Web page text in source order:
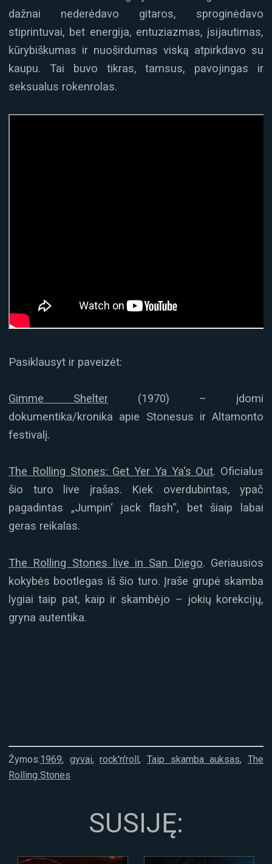
dažnai nederėdavo gitaros, sproginėdavo
stiprintuvai, bet energija, entuziazmas, įsijautimas,
kūrybiškumas ir nuoširdumas viską atpirkdavo su
kaupu. Tai buvo tikras, tamsus, pavojingas ir
seksualus rokenrolas.
Pasiklausyt ir paveizėt:
Gimme Shelter (1970) – įdomi
dokumentika/kronika apie Stonesus ir Altamonto
festivalį.
The Rolling Stones: Get Yer Ya Ya‘s Out. Oficialus
šio turo live įrašas. Kiek overdubintas, ypač
pagadintas „Jumpin‘ jack flash“, bet šiaip labai
geras reikalas.
The Rolling Stones live in San Diego. Geriausios
kokybės bootlegas iš šio turo. Įraše grupė skamba
lygiai taip pat, kaip ir skambėjo – jokių korekcijų,
gryna autentika.
Žymos:1969, gyvai,rock'n'roll,Taip skamba auksas,The
Rolling Stones
SUSIJĘ: